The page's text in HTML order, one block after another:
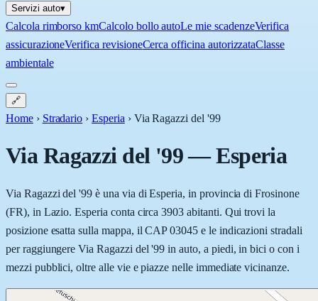
Servizi auto▾
Calcola rimborso kmCalcolo bollo autoLe mie scadenzeVerifica
assicurazioneVerifica revisioneCerca officina autorizzataClasse
ambientale
🔗
Home › Stradario › Esperia › Via Ragazzi del '99
Via Ragazzi del '99—Esperia
Via Ragazzi del '99 è una via di Esperia, in provincia di Frosinone
(FR), in Lazio. Esperia conta circa 3903 abitanti. Qui trovi la
posizione esatta sulla mappa, il CAP 03045 e le indicazioni stradali
per raggiungere Via Ragazzi del '99 in auto, a piedi, in bici o con i
mezzi pubblici, oltre alle vie e piazze nelle immediate vicinanze.